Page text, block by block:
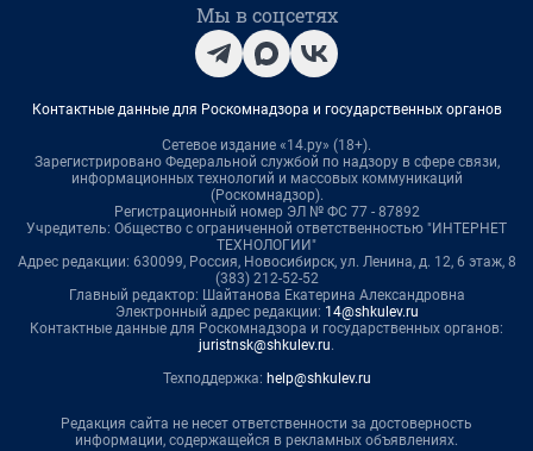
Мы в соцсетях
Контактные данные для Роскомнадзора и государственных органов
Сетевое издание «14.ру» (18+).
Зарегистрировано Федеральной службой по надзору в сфере связи,
информационных технологий и массовых коммуникаций
(Роскомнадзор).
Регистрационный номер ЭЛ № ФС 77 - 87892
Учредитель: Общество с ограниченной ответственностью "ИНТЕРНЕТ
ТЕХНОЛОГИИ"
Адрес редакции: 630099, Россия, Новосибирск, ул. Ленина, д. 12, 6 этаж, 8
(383) 212-52-52
Главный редактор: Шайтанова Екатерина Александровна
Электронный адрес редакции: 14@shkulev.ru
Контактные данные для Роскомнадзора и государственных органов:
juristnsk@shkulev.ru.
Техподдержка: help@shkulev.ru
Редакция сайта не несет ответственности за достоверность
информации, содержащейся в рекламных объявлениях.